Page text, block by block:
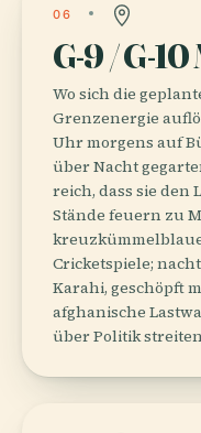
06
G-9 / G-
Wo sich die
Grenzenergie
Uhr morgens auf
über Nacht
reich, dass sie den
Stände feuern zu
Cricketspiele;
Karahi, geschöpft
afghanische
über Politik